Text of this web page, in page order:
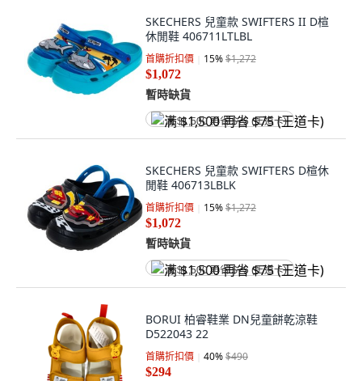
SKECHERS 兒童款 SWIFTERS II D楦
休閒鞋 406711LTLBL
首購折扣價 15%$1,272
$1,072
暫時缺貨
满 $1,500 再省 $75 (王道卡)
SKECHERS 兒童款 SWIFTERS D楦休
閒鞋 406713LBLK
首購折扣價 15%$1,272
$1,072
暫時缺貨
满 $1,500 再省 $75 (王道卡)
BORUI 柏睿鞋業 DN兒童餅乾涼鞋
D522043 22
首購折扣價 40%$490
$294